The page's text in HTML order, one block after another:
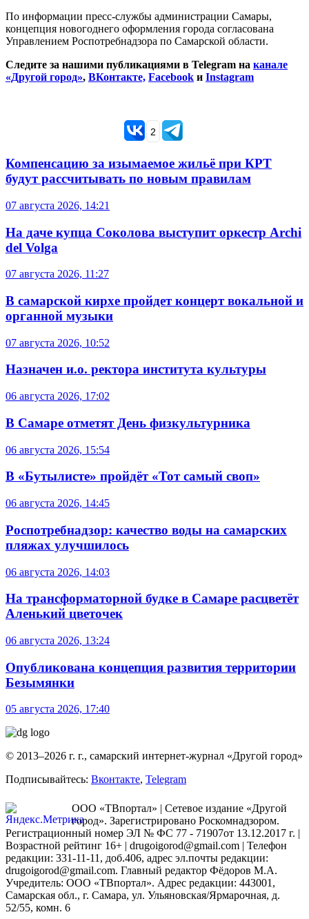
По информации пресс-службы администрации Самары,
концепция новогоднего оформления города согласована
Управлением Роспотребнадзора по Самарской области.
Следите за нашими публикациями в Telegram на канале
«Другой город», ВКонтакте, Facebook и Instagram
2
Компенсацию за изымаемое жильё при КРТ
будут рассчитывать по новым правилам
07 августа 2026, 14:21
На даче купца Соколова выступит оркестр Archi
del Volga
07 августа 2026, 11:27
В самарской кирхе пройдет концерт вокальной и
органной музыки
07 августа 2026, 10:52
Назначен и.о. ректора института культуры
06 августа 2026, 17:02
В Самаре отметят День физкультурника
06 августа 2026, 15:54
В «Бутылисте» пройдёт «Тот самый своп»
06 августа 2026, 14:45
Роспотребнадзор: качество воды на самарских
пляжах улучшилось
06 августа 2026, 14:03
На трансформаторной будке в Самаре расцветёт
Аленький цветочек
06 августа 2026, 13:24
Опубликована концепция развития территории
Безымянки
05 августа 2026, 17:40
© 2013–2026 г. г., самарский интернет-журнал «Другой город»
Подписывайтесь: Вконтакте, Telegram
ООО «ТВпортал» | Сетевое издание «Другой
город». Зарегистрировано Роскомнадзором.
Регистрационный номер ЭЛ № ФС 77 - 71907от 13.12.2017 г. |
Возрастной рейтинг 16+ | drugoigorod@gmail.com | Телефон
редакции: 331-11-11, доб.406, адрес эл.почты редакции:
drugoigorod@gmail.com. Главный редактор Фёдоров М.А.
Учредитель: ООО «ТВпортал». Адрес редакции: 443001,
Самарская обл., г. Самара, ул. Ульяновская/Ярмарочная, д.
52/55, комн. 6